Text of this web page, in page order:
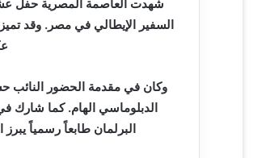
ل
ك
ي
ا
شهدت العاصمة المصرية حفل
السفير الإيطالي في مصر. وقد
وكان في مقدمة الحضور النائب
الدبلوماسي الهام. كما
البرلمان طابعاً رسمياً